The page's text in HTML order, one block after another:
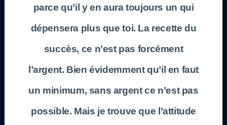
parce qu’il y en aura toujours un qui
dépensera plus que toi. La recette du
succès, ce n’est pas forcément
l’argent. Bien évidemment qu’il en faut
un minimum, sans argent ce n’est pas
possible. Mais je trouve que l’attitude